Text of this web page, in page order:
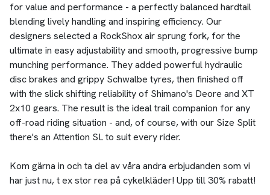
for value and performance - a perfectly balanced hardtail
blending lively handling and inspiring efficiency. Our
designers selected a RockShox air sprung fork, for the
ultimate in easy adjustability and smooth, progressive bump
munching performance. They added powerful hydraulic
disc brakes and grippy Schwalbe tyres, then finished off
with the slick shifting reliability of Shimano's Deore and XT
2x10 gears. The result is the ideal trail companion for any
off-road riding situation - and, of course, with our Size Split
there's an Attention SL to suit every rider.
Kom gärna in och ta del av våra andra erbjudanden som vi
har just nu, t ex stor rea på cykelkläder! Upp till 30% rabatt!